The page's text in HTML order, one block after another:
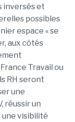
inversés et
possibles
espace « se
aux côtés
Travail ou
RH seront
une
réussir un
visibilité